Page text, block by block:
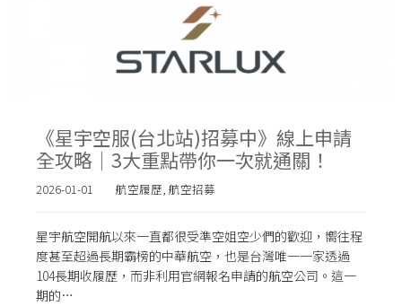
《星宇空服(台北站)招募中》線上申請
全攻略｜3大重點帶你一次就通關！
2026-01-01 航空履歷, 航空招募
星宇航空開航以來一直都很受準空姐空少們的歡迎，嚮往程
度甚至超過長期霸榜的中華航空，也是台灣唯一一家透過
104長期收履歷，而非利用官網報名申請的航空公司。這一
期的…